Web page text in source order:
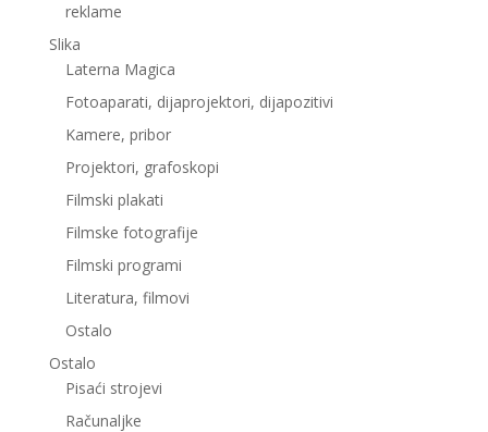
reklame
Slika
Laterna Magica
Fotoaparati, dijaprojektori, dijapozitivi
Kamere, pribor
Projektori, grafoskopi
Filmski plakati
Filmske fotografije
Filmski programi
Literatura, filmovi
Ostalo
Ostalo
Pisaći strojevi
Računaljke